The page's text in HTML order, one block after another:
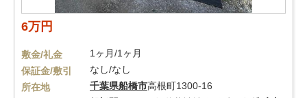
6万円
敷金/礼金
1ヶ月/1ヶ月
保証金/敷引
なし/なし
所在地
千葉県船橋市高根町1300-16